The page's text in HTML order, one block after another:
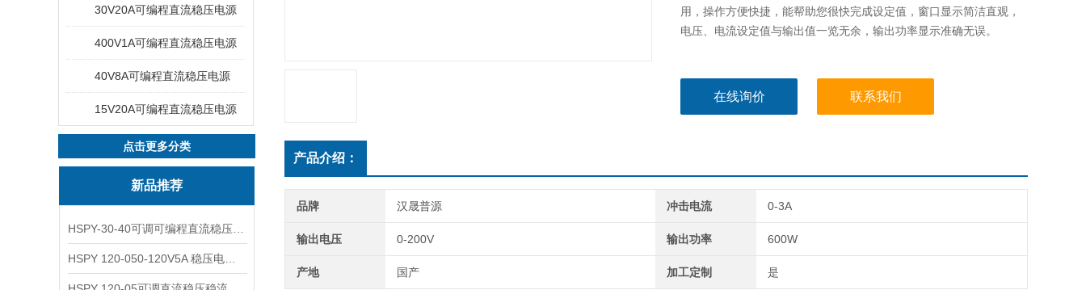
30V20A可编程直流稳压电源
400V1A可编程直流稳压电源
40V8A可编程直流稳压电源
15V20A可编程直流稳压电源
点击更多分类
新品推荐
用，操作方便快捷，能帮助您很快完成设定值，窗口显示简洁直观，
电压、电流设定值与输出值一览无余，输出功率显示准确无误。
在线询价 联系我们
产品介绍：
品牌 汉晟普源 冲击电流 0-3A
输出电压 0-200V 输出功率 600W
产地 国产 加工定制 是